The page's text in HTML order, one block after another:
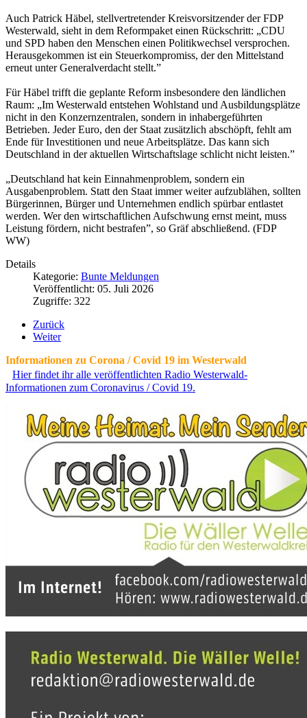
Auch Patrick Häbel, stellvertretender Kreisvorsitzender der FDP
Westerwald, sieht in dem Reformpaket einen Rückschritt: „CDU
und SPD haben den Menschen einen Politikwechsel versprochen.
Herausgekommen ist ein Steuerkompromiss, der den Mittelstand
erneut unter Generalverdacht stellt.”
Für Häbel trifft die geplante Reform insbesondere den ländlichen
Raum: „Im Westerwald entstehen Wohlstand und Ausbildungsplätze
nicht in den Konzernzentralen, sondern in inhabergeführten
Betrieben. Jeder Euro, den der Staat zusätzlich abschöpft, fehlt am
Ende für Investitionen und neue Arbeitsplätze. Das kann sich
Deutschland in der aktuellen Wirtschaftslage schlicht nicht leisten.”
„Deutschland hat kein Einnahmenproblem, sondern ein
Ausgabenproblem. Statt den Staat immer weiter aufzublähen, sollten
Bürgerinnen, Bürger und Unternehmen endlich spürbar entlastet
werden. Wer den wirtschaftlichen Aufschwung ernst meint, muss
Leistung fördern, nicht bestrafen”, so Gräf abschließend. (FDP
WW)
Details
Kategorie: Bunte Meldungen
Veröffentlicht: 05. Juli 2026
Zugriffe: 322
Zurück
Weiter
Informationen zu Corona / Covid 19 im Westerwald
Hier findet ihr alle veröffentlichten Radio Westerwald-
Informationen zum Coronavirus / Covid 19.